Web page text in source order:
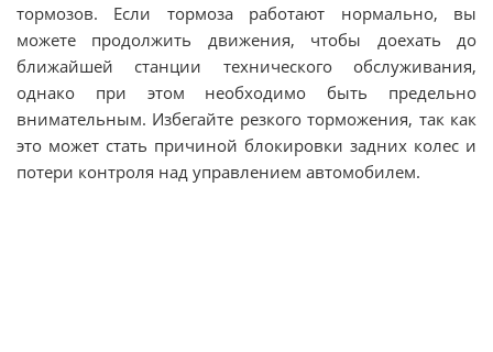
тормозов. Если тормоза работают нормально, вы
можете продолжить движения, чтобы доехать до
ближайшей станции технического обслуживания,
однако при этом необходимо быть предельно
внимательным. Избегайте резкого торможения, так как
это может стать причиной блокировки задних колес и
потери контроля над управлением автомобилем.